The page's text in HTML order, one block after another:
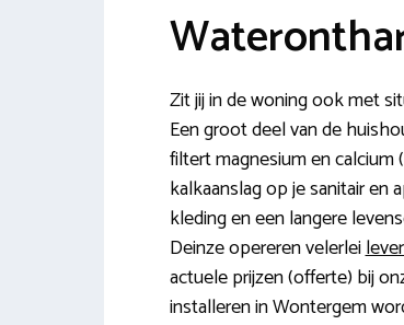
Zit jij in de woning ook met
Een groot deel van de
filtert magnesium en calcium
kalkaanslag op je sanitair en
kleding en een langere
Deinze opereren velerlei
actuele prijzen (offerte) bij
installeren in Wontergem